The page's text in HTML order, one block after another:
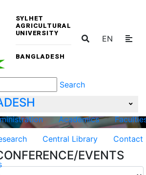
SYLHET
AGRICULTURAL
UNIVERSITY
BANGLADESH
EN
Search
Academics
Central Library Contact
EVENTS